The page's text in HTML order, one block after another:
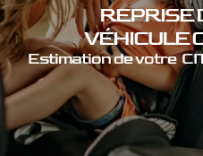
REPRISE
VÉHICULE
Estimation de votre